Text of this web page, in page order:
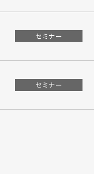
セミナー
セミナー